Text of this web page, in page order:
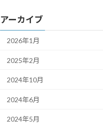
アーカイブ
2026年1月
2025年2月
2024年10月
2024年6月
2024年5月